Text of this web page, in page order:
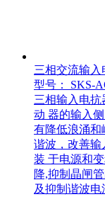
三相交流输入
型号： SKS-
三相输入电
动 器的输入
有降低浪涌和
谐波，改善输
装 于电源和
降,抑制晶闸
及抑制谐波电